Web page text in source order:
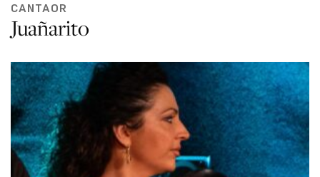
CANTAOR
Juañarito